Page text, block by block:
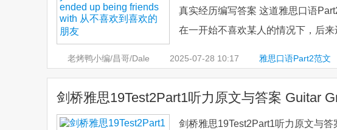
真实经历编写答案 这道雅思口语
在一开始不喜欢某人的情况下，后
老烤鸭小编/昌哥/Dale 2025-07-28 10:17 雅思口语Part2范文
剑桥雅思19Test2Part1听力原文与答案 Guitar
剑桥雅思19Test2Part1听力原文与